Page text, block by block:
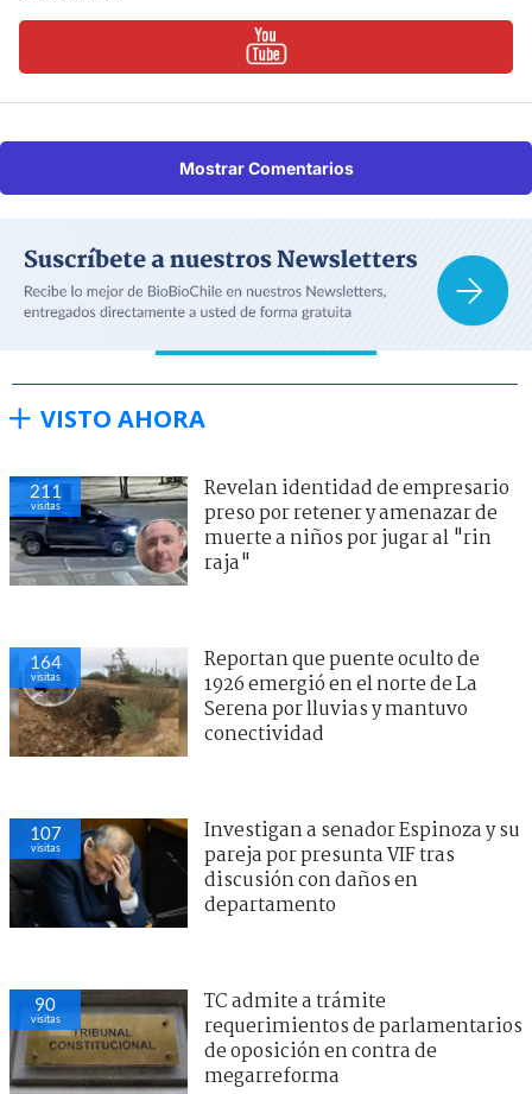
Mostrar Comentarios
VISTO AHORA
211
visitas
Revelan identidad de empresario
preso por retener y amenazar de
muerte a niños por jugar al "rin
raja"
164
visitas
Reportan que puente oculto de
1926 emergió en el norte de La
Serena por lluvias y mantuvo
conectividad
107
visitas
Investigan a senador Espinoza y su
pareja por presunta VIF tras
discusión con daños en
departamento
90
visitas
TC admite a trámite
requerimientos de parlamentarios
de oposición en contra de
megarreforma